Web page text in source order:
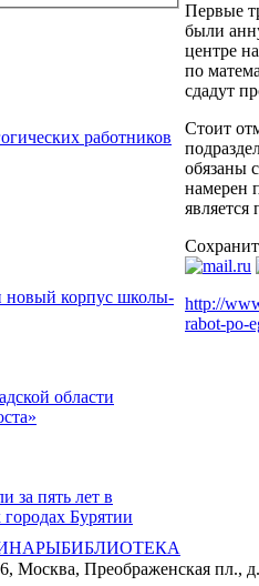
работников
новый корпус школы-
области
за пять лет в
Бурятии
Первые
были
центре
по
сдадут
Стоит
обязаны
намерен
http://
rabot-po-
БИБЛИОТЕКА
Москва, Преображенская пл.,